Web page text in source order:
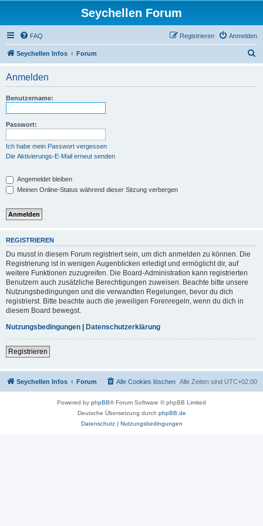
Seychellen Forum
FAQ Anmelden
Registrieren
Seychellen Infos Forum
Anmelden
Benutzername:
Passwort:
Ich habe mein Passwort vergessen
Die Aktivierungs-E-Mail erneut senden
Angemeldet bleiben
Meinen Online-Status während dieser Sitzung verbergen
REGISTRIEREN
Du musst in diesem Forum registriert sein, um dich anmelden zu können. Die
Registrierung ist in wenigen Augenblicken erledigt und ermöglicht dir, auf
weitere Funktionen zuzugreifen. Die Board-Administration kann registrierten
Benutzern auch zusätzliche Berechtigungen zuweisen. Beachte bitte unsere
Nutzungsbedingungen und die verwandten Regelungen, bevor du dich
registrierst. Bitte beachte auch die jeweiligen Forenregeln, wenn du dich in
diesem Board bewegst.
Nutzungsbedingungen | Datenschutzerklärung
Registrieren
Seychellen Infos Forum Alle Zeiten sind UTC+02:00
Alle Cookies löschen
Powered by phpBB® Forum Software © phpBB Limited
Deutsche Übersetzung durch phpBB.de
Datenschutz| Nutzungsbedingungen